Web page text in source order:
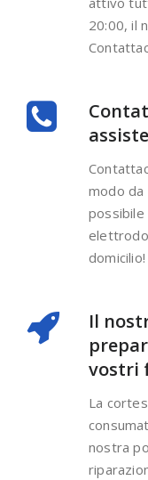
20:00, il
modo
possibile
domicilio!
Il
vostri
La
nostra